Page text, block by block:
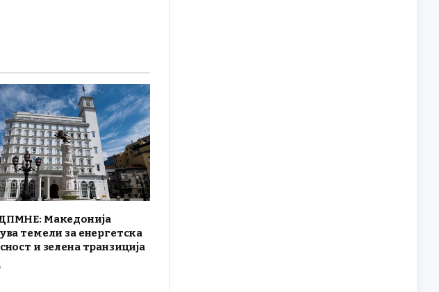
Македонија
темели за енергетска
и зелена транзиција